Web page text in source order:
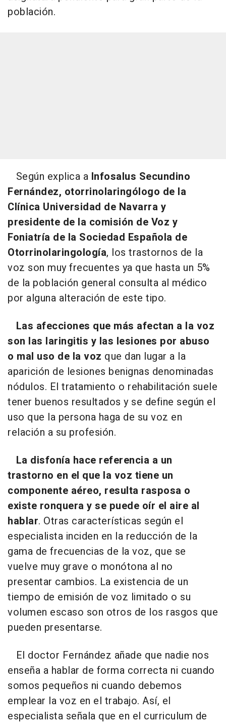
población.
Según explica a Infosalus Secundino
Fernández, otorrinolaringólogo de la
Clínica Universidad de Navarra y
presidente de la comisión de Voz y
Foniatría de la Sociedad Española de
Otorrinolaringología, los trastornos de la
voz son muy frecuentes ya que hasta un 5%
de la población general consulta al médico
por alguna alteración de este tipo.
Las afecciones que más afectan a la voz
son las laringitis y las lesiones por abuso
o mal uso de la voz que dan lugar a la
aparición de lesiones benignas denominadas
nódulos. El tratamiento o rehabilitación suele
tener buenos resultados y se define según el
uso que la persona haga de su voz en
relación a su profesión.
La disfonía hace referencia a un
trastorno en el que la voz tiene un
componente aéreo, resulta rasposa o
existe ronquera y se puede oír el aire al
hablar. Otras características según el
especialista inciden en la reducción de la
gama de frecuencias de la voz, que se
vuelve muy grave o monótona al no
presentar cambios. La existencia de un
tiempo de emisión de voz limitado o su
volumen escaso son otros de los rasgos que
pueden presentarse.
El doctor Fernández añade que nadie nos
enseña a hablar de forma correcta ni cuando
somos pequeños ni cuando debemos
emplear la voz en el trabajo. Así, el
especialista señala que en el curriculum de